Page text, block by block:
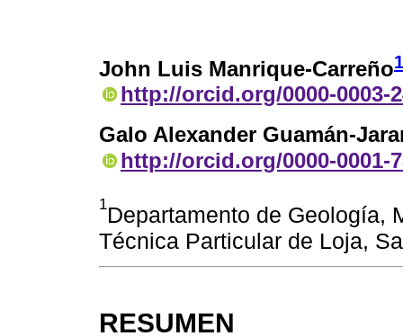
John Luis Manrique-Carreño1
http://orcid.org/0000-0003-
Galo Alexander Guamán-
http://orcid.org/0000-0001-
1Departamento de Geología,
Técnica Particular de Loja,
RESUMEN